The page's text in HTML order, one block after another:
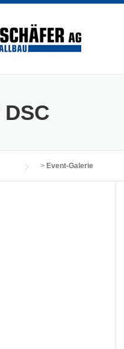
DSC
> Event-Galerie